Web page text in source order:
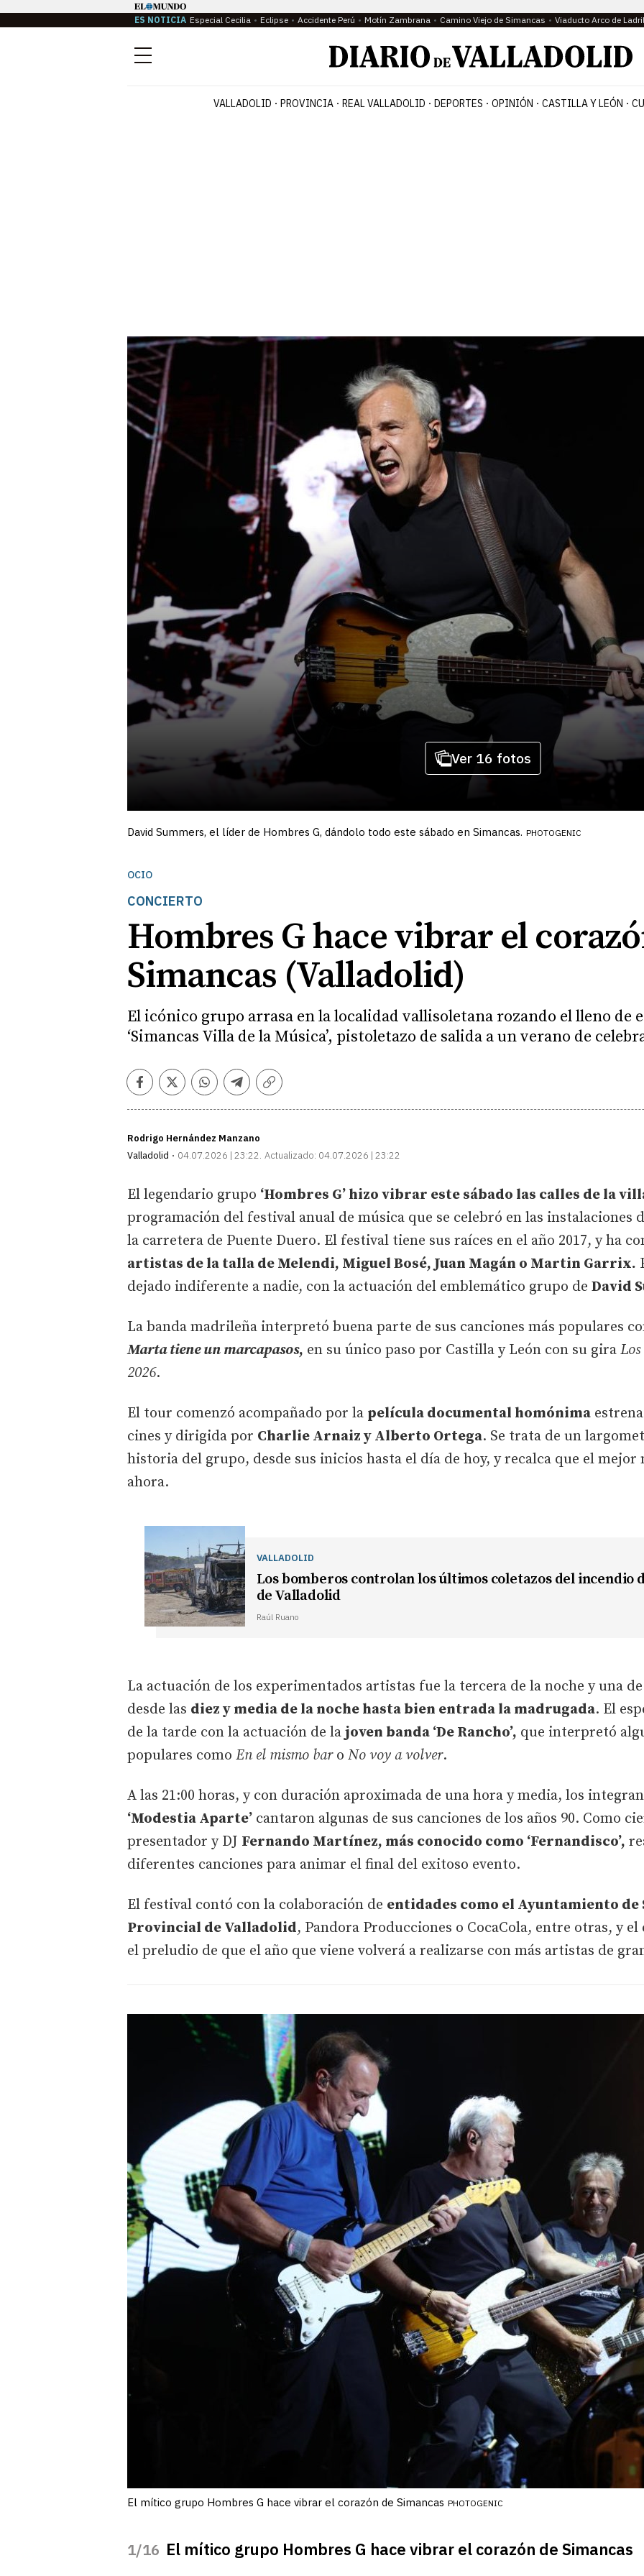
ES NOTICIA Especial Cecilia Eclipse Accidente Perú Motín Zambrana Camino Viejo de Simancas Viaducto Arco de
Menú
VALLADOLID PROVINCIA REAL VALLADOLID DEPORTES OPINIÓN CASTILLA Y LEÓN
Ver 16 fotos
David Summers, el líder de Hombres G, dándolo todo este sábado en Simancas. PHOTOGENIC
OCIO
CONCIERTO
Hombres G hace vibrar el
Simancas (Valladolid)
El icónico grupo arrasa en la localidad vallisoletana rozando el lleno de
‘Simancas Villa de la Música’, pistoletazo de salida a un verano de
Facebook
TwitterWhatsapp
Telegram
Copiar
Rodrigo Hernández Manzano
Valladolid
04.07.2026 | 23:22 Actualizado: 04.07.2026 | 23:22
El legendario grupo ‘Hombres G’ hizo vibrar este sábado las calles de la
programación del festival anual de música que se celebró en las instalaciones
la carretera de Puente Duero. El festival tiene sus raíces en el año 2017, y ha
artistas de la talla de Melendi, Miguel Bosé, Juan Magán o Martin Garrix.
dejado indiferente a nadie, con la actuación del emblemático grupo de David
La banda madrileña interpretó buena parte de sus canciones más populares
Marta tiene un marcapasos, en su único paso por Castilla y León con su gira
2026.
El tour comenzó acompañado por la película documental homónima
cines y dirigida por Charlie Arnaiz y Alberto Ortega. Se trata de un
historia del grupo, desde sus inicios hasta el día de hoy, y recalca que el mejor
ahora.
VALLADOLID
Los bomberos controlan los últimos coletazos del incendio
de Valladolid
Raúl Ruano
La actuación de los experimentados artistas fue la tercera de la noche y una
desde las diez y media de la noche hasta bien entrada la madrugada. El
de la tarde con la actuación de la joven banda ‘De Rancho’, que interpretó
populares como En el mismo baro No voy a volver.
A las 21:00 horas, y con duración aproximada de una hora y media, los
‘Modestia Aparte’ cantaron algunas de sus canciones de los años 90. Como
presentador y DJ Fernando Martínez, más conocido como ‘Fernandisco’,
diferentes canciones para animar el final del exitoso evento.
El festival contó con la colaboración de entidades como el Ayuntamiento
Provincial de Valladolid, Pandora Producciones o CocaCola, entre otras, y
el preludio de que el año que viene volverá a realizarse con más artistas de
El mítico grupo Hombres G hace vibrar el corazón de Simancas PHOTOGENIC
/16 El mítico grupo Hombres G hace vibrar el corazón de Simancas